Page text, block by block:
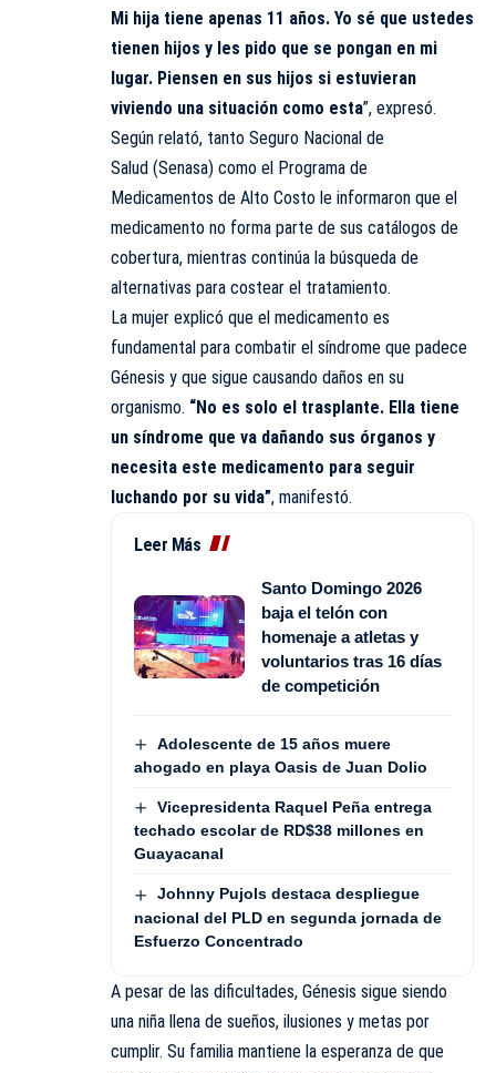
Mi hija tiene apenas 11 años. Yo sé que ustedes
tienen hijos y les pido que se pongan en mi
lugar. Piensen en sus hijos si estuvieran
viviendo una situación como esta”, expresó.
Según relató, tanto Seguro Nacional de
Salud (Senasa) como el Programa de
Medicamentos de Alto Costo le informaron que el
medicamento no forma parte de sus catálogos de
cobertura, mientras continúa la búsqueda de
alternativas para costear el tratamiento.
La mujer explicó que el medicamento es
fundamental para combatir el síndrome que padece
Génesis y que sigue causando daños en su
organismo. “No es solo el trasplante. Ella tiene
un síndrome que va dañando sus órganos y
necesita este medicamento para seguir
luchando por su vida”, manifestó.
Leer Más
Santo Domingo 2026
baja el telón con
homenaje a atletas y
voluntarios tras 16 días
de competición
Adolescente de 15 años muere
ahogado en playa Oasis de Juan Dolio
Vicepresidenta Raquel Peña entrega
techado escolar de RD$38 millones en
Guayacanal
Johnny Pujols destaca despliegue
nacional del PLD en segunda jornada de
Esfuerzo Concentrado
A pesar de las dificultades, Génesis sigue siendo
una niña llena de sueños, ilusiones y metas por
cumplir. Su familia mantiene la esperanza de que